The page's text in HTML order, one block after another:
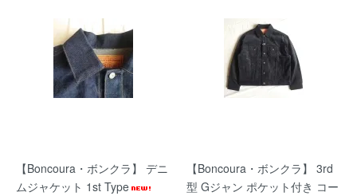
【Boncoura・ボンクラ】 デニ
ムジャケット 1st Type
【Boncoura・ボンクラ】 3rd
型 Gジャン ポケット付き コー